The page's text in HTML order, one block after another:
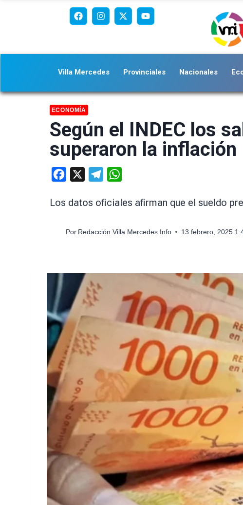
Villa Mercedes Provinciales Nacionales
ECONOMÍA
Según el INDEC los
superaron la inflación
Facebook Telegram
Los datos oficiales afirman que el sueldo
Por Redacción Villa Mercedes Info 13 febrero, 2025